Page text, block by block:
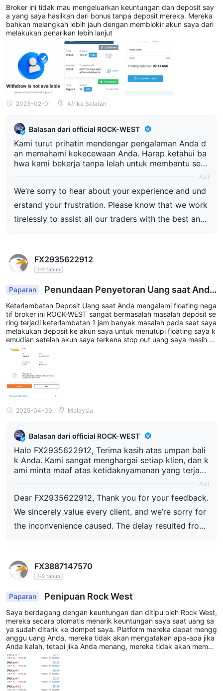
ively investigating this to resolve it as quickly as p
ossible. We encourage you to reach out directly to
our support team so we can thoroughly investigate
your case and work towards a satisfactory resoluti
on.
Broker ini tidak mau mengeluarkan keuntungan dan deposit say
a yang saya hasilkan dari bonus tanpa deposit mereka. Mereka
bahkan melangkah lebih jauh dengan memblokir akun saya dari
melakukan penarikan lebih lanjut
2023-02-01 Afrika Selatan
Balasan dari official ROCK-WEST
Kami turut prihatin mendengar pengalaman Anda d
an memahami kekecewaan Anda. Harap ketahui ba
hwa kami bekerja tanpa lelah untuk membantu sem
ua trader kami dengan dukungan terbaik dan paling
ras untuk menyediakan beberapa proses penarikan
tercepat dan termudah di industri ini. Memblokir ak
un tidak pernah dilakukan dengan sembarangan da
n biasanya hanya dilakukan sesuai dengan syarat d
Asli
We’re sorry to hear about your experience and und
erstand your frustration. Please know that we work
tirelessly to assist all our traders with the best and
withdrawal processes in the industry. Blocking acc
ounts is never taken lightly and usually only done in
accordance with our terms and policies to ensure s
ecurity and compliance.
FX2935622912
1-2 tahun
Paparan
Penundaan Penyetoran Uang saat Anda
mengalami floating -ve
Keterlambatan Deposit Uang saat Anda mengalami floating nega
tif broker ini ROCK-WEST sangat bermasalah masalah deposit se
ring terjadi keterlambatan 1 jam banyak masalah pada saat saya
melakukan deposit ke akun saya untuk menutupi floating saya k
emudian setelah akun saya terkena stop out uang saya masih te
rtunda setelah beberapa saat tidak menyarankan perusahaan ini
sangat bodoh. mereka menargetkan pengguna untuk kehilanga
n uang terlebih dahulu dan deposit akan ditambahkan setelah A
nda kehilangan semua uang JANGAN GUNAKAN PERUSAHAAN
BODOH INI
2025-04-09 Malaysia
Balasan dari official ROCK-WEST
Halo FX2935622912, Terima kasih atas umpan bali
k Anda. Kami sangat menghargai setiap klien, dan k
ami minta maaf atas ketidaknyamanan yang terjadi.
Keterlambatan ini disebabkan oleh masalah pihak k
aikannya di pihak kami. Jika Anda masih membutuh
kan bantuan, jangan ragu untuk menghubungi tim d
ukungan kami. Kami selalu bekerja untuk meningkat
kan dan memberikan layanan terbaik yang mungki
Asli
Dear FX2935622912, Thank you for your feedback.
We sincerely value every client, and we’re sorry for
the inconvenience caused. The delay resulted from
n’t hesitate to contact our support team. We’re alw
ays working to improve and provide the best possi
ble service.
FX3887147570
1-2 tahun
Paparan Penipuan Rock West
Saya berdagang dengan keuntungan dan ditipu oleh Rock West,
mereka secara otomatis menarik keuntungan saya saat uang sa
ya sudah ditarik ke dompet saya. Platform mereka dapat mengg
anggu uang Anda, mereka tidak akan mengatakan apa-apa jika
Anda kalah, tetapi jika Anda menang, mereka tidak akan membi
arkan Anda menarik keuntungan Anda. Kami saat ini sedang me
ngatasi masalah ini, tetapi Anda harus mempertimbangkan deng
an hati-hati saat berdagang dengan platform ini.